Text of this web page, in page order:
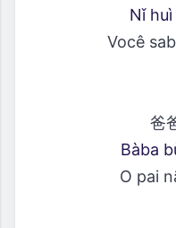
Nǐ
Você
爸
Bàba
O pai